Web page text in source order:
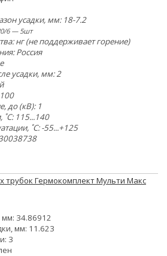
усадки, мм: 18-7.2
6 — 5шт
нг (не поддерживает горение)
Россия
усадки, мм: 2
до (кВ): 1
˚С: 115...140
˚С: -55...+125
трубок Гермокомплект Мульти Макс
мм: 34.86912
мм: 1 1.623
3